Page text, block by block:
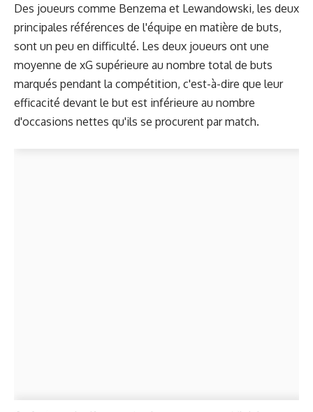
Des joueurs comme Benzema et Lewandowski, les deux
principales références de l'équipe en matière de buts,
sont un peu en difficulté. Les deux joueurs ont une
moyenne de xG supérieure au nombre total de buts
marqués pendant la compétition, c'est-à-dire que leur
efficacité devant le but est inférieure au nombre
d'occasions nettes qu'ils se procurent par match.